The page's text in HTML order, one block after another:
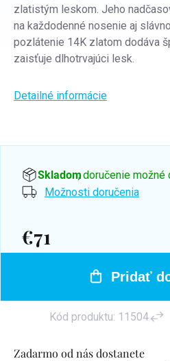
Zadarmo od nás dostanete
zlatistým leskom. Jeho
na každodenné nosenie aj
pozlátenie 14K zlatom dodáva
zaisťuje dlhotrvajúci lesk.
Detailné informácie
Skladom, doručenie možné
Možnosti doručenia
€71
Jednotková
Pridať
Kód produktu: 11504